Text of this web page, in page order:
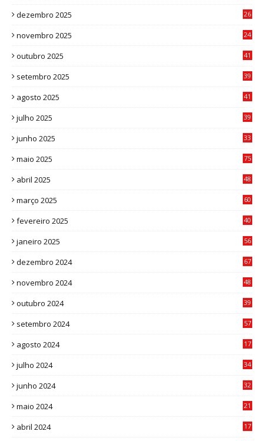
dezembro 2025
26
novembro 2025
24
outubro 2025
41
setembro 2025
39
agosto 2025
41
julho 2025
39
junho 2025
33
maio 2025 75
abril 2025
48
março 2025
60
fevereiro 2025
40
janeiro 2025
56
dezembro 2024
67
novembro 2024
48
outubro 2024
39
setembro 2024
57
agosto 2024
17
julho 2024
34
junho 2024
32
maio 2024
21
abril 2024
17